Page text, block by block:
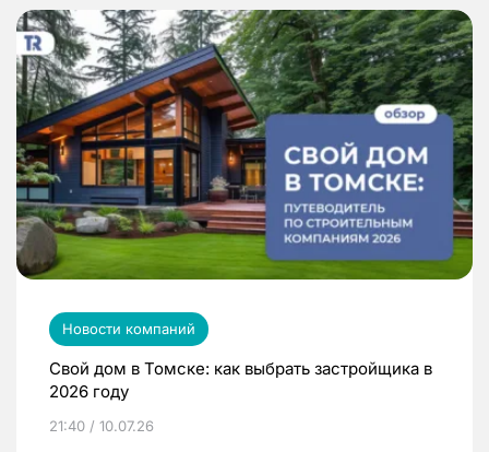
Новости компаний
Свой дом в Томске: как выбрать застройщика в
2026 году
21:40 / 10.07.26